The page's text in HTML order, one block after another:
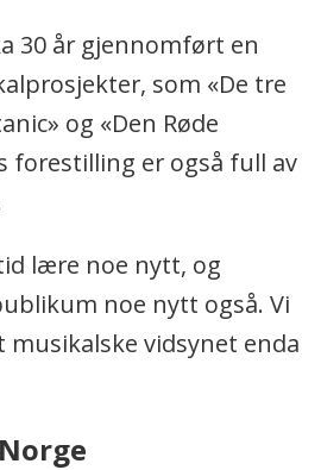
30 år gjennomført en
som «De tre
og «Den Røde
forestilling er også full av
lære noe nytt, og
noe nytt også. Vi
musikalske vidsynet enda